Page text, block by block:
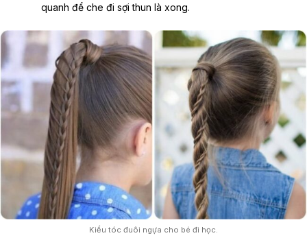
quanh để che đi sợi thun là xong.
Kiểu tóc đuôi ngựa cho bé đi học.